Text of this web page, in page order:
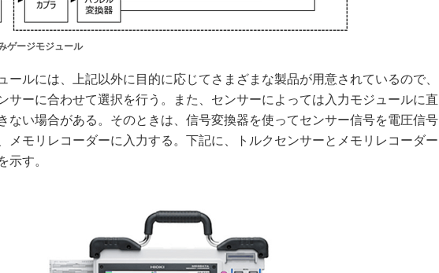
ゲージモジュール
ルには、上記以外に目的に応じてさまざまな製品が用意されているので、
サーに合わせて選択を行う。また、センサーによっては入力モジュールに直
ない場合がある。そのときは、信号変換器を使ってセンサー信号を電圧信号
メモリレコーダーに入力する。下記に、トルクセンサーとメモリレコーダー
示す。